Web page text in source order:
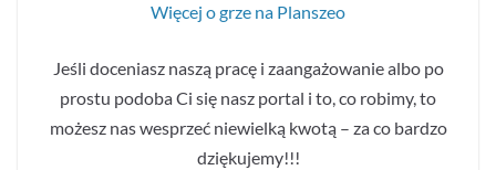
Więcej o grze na Planszeo
Jeśli doceniasz naszą pracę i zaangażowanie albo po
prostu podoba Ci się nasz portal i to, co robimy, to
możesz nas wesprzeć niewielką kwotą – za co bardzo
dziękujemy!!!